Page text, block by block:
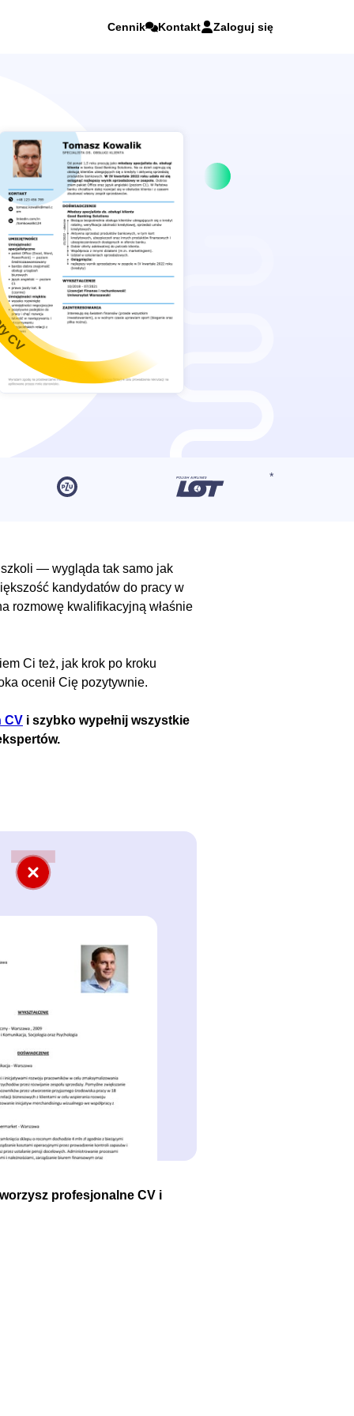
Cennik Kontakt Zaloguj się
CV
— wygląda tak samo jak
kandydatów do pracy w
rozmowę kwalifikacyjną właśnie
Ci też, jak krok po kroku
ocenił Cię pozytywnie.
CV i szybko wypełnij wszystkie
profesjonalne CV i